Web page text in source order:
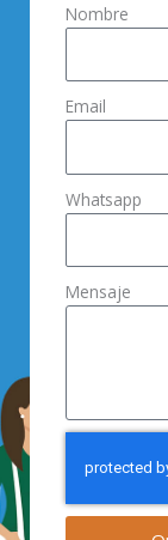
Nombre
Email
Whatsapp
Mensaje